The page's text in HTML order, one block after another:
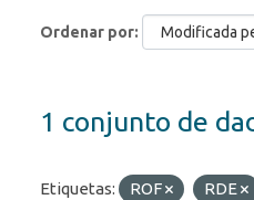
Ordenar por
1 conjunto de
Etiquetas: ROF RDE